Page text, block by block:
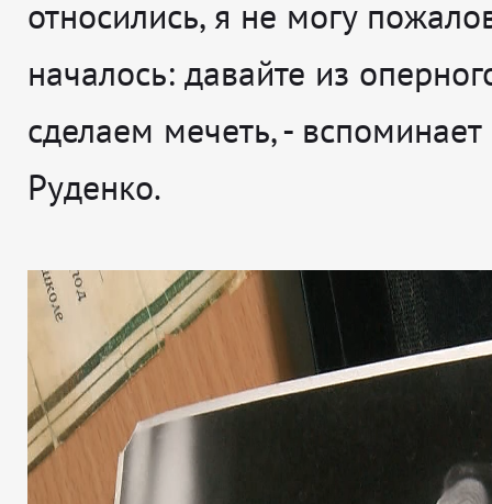
относились, я не могу
началось: давайте из
сделаем мечеть, - вспоминает
Руденко.